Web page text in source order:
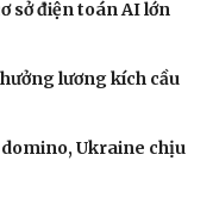
sở điện toán AI lớn
lương kích cầu
Ukraine chịu